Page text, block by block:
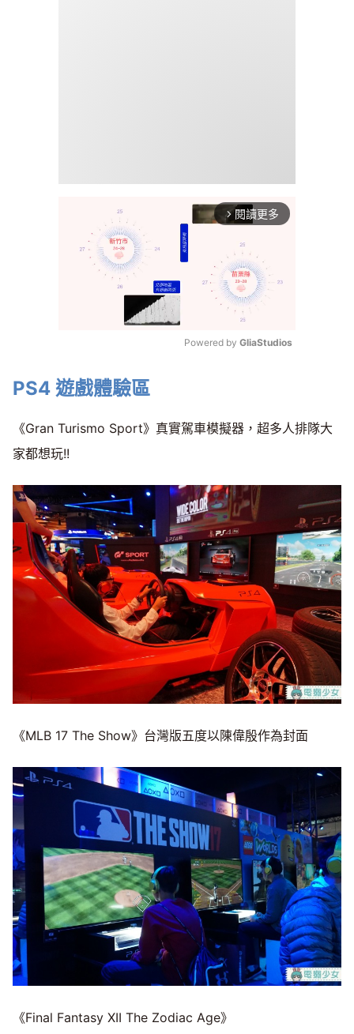
arrow_forward_ios 閱讀更多
Powered by GliaStudios
PS4 遊戲體驗區
《Gran Turismo Sport》真實駕車模擬器，超多人排隊大
家都想玩!!
《MLB 17 The Show》台灣版五度以陳偉殷作為封面
《Final Fantasy XII The Zodiac Age》